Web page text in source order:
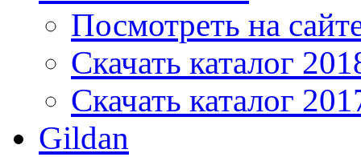
Посмотреть на
Скачать каталог
Скачать каталог
Gildan